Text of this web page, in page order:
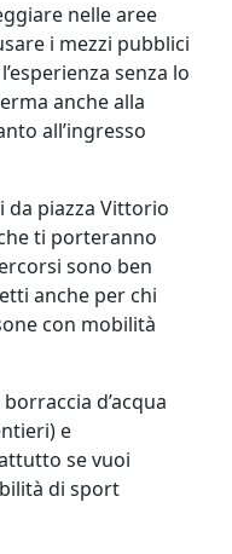
nelle aree
i mezzi pubblici
senza lo
anche alla
all’ingresso
da piazza Vittorio
ti porteranno
sono ben
anche per chi
con mobilità
d’acqua
e
se vuoi
di sport